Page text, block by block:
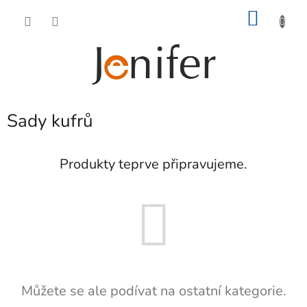
Sady kufrů
Produkty teprve připravujeme.
Můžete se ale podívat na ostatní kategorie.